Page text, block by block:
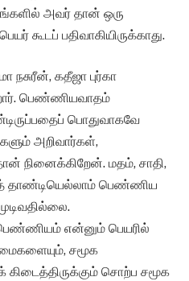
அவர் தான் ஒரு
கூடப் பதிவாகியிருக்காது.
நசுரீன், கதீஜா புர்கா
பெண்ணியவாதம்
பொதுவாகவே
அறிவார்கள்,
நினைக்கிறேன். மதம், சாதி,
தாண்டியெல்லாம் பெண்ணிய
என்னும் பெயரில்
சமூக
கிடைத்திருக்கும் சொற்ப சமூக